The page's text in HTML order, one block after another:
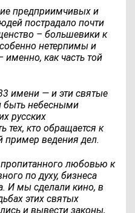
предприимчивых и
пострадало почти
– большевики к
нетерпимы и
именно, как часть той
имени — и эти святые
быть небесными
русских
тех, кто обращается к
пример ведения дел.
любовью к
по духу, бизнеса
И мы сделали кино, в
этих святых
и вывести законы,